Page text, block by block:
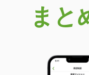
山形県米沢市通町５
価 格
間取り
まと